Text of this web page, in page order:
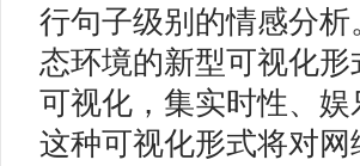
行句子级别的情感分
态环境的新型可视化
可视化，集实时性、
这种可视化形式将对